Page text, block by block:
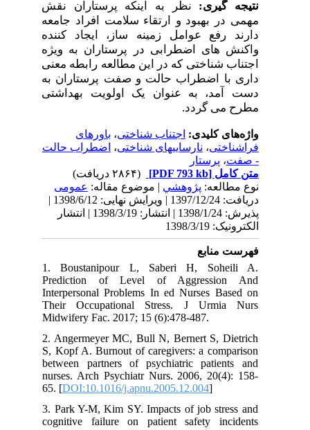
نتیجه گیری:نظر به اینکه پرستاران نقش
مهمی در بهبود و ارتقاء سلامت افراد جامعه
دارند رفع عوامل زمینه
ساز، ایجاد کننده
واکنش های اضطرابی در پرستاران به ویژه
اجتناب شناختی که در این مطالعه رابطه معنی
داری با اضطراب حالت و صفت پرستاران به
دست آمد، به عنوان یک اولویت بهداشتی
مطرح می گردد.
واژه‌های کلیدی:اجتناب شناختی،باورهای
فراشناختی،نارساییهای شناختی،اضطراب حالت
- صفت،پرستار
متن کامل[PDF 793 kb]
نوع مطالعه:پژوهشي| موضوع مقاله:عمومى
دریافت: 1397/12/24 | ویرایش نهایی: 1398/6/12 |
پذیرش: 1398/1/24 | انتشار: 1398/3/19 | انتشار
الکترونیک: 1398/3/19
فهرست منابع
1. Boustanipour L, Saberi H, Soheili A.
Prediction of Level of Aggression And
Interpersonal Problems In ed Nurses Based on
Their Occupational Stress. J Urmia Nurs
Midwifery Fac. 2017; 15 (6):478-487.
2. Angermeyer MC, Bull N, Bernert S, Dietrich
S, Kopf A. Burnout of caregivers: a comparison
between partners of psychiatric patients and
nurses. Arch Psychiatr Nurs. 2006, 20(4): 158-
65. [DOI:10.1016/j.apnu.2005.12.004
3. Park Y-M, Kim SY. Impacts of job stress and
cognitive failure on patient safety incidents